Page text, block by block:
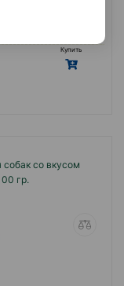
Купить
со вкусом
гр.